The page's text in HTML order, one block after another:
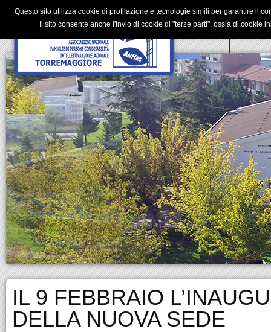
5 PER MILLE CHI SIAMO DONAZIONI G. A. L.
RESPONSABILE DELLA PROTEZIONE DEI DATI (RGPD) DIC. EX
IL 9 FEBBRAIO
DELLA NUOVA SEDE
Questo sito utilizza cookie di profilazione e tecnologie simili per garantire il
Il sito consente anche l'invio di cookie di "terze parti", ossia di